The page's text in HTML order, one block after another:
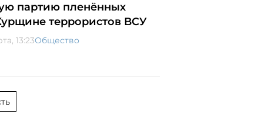
партию пленённых
террористов ВСУ
13:23Общество